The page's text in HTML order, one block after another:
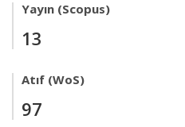
Yayın (Scopus)
13
Atıf (WoS)
97